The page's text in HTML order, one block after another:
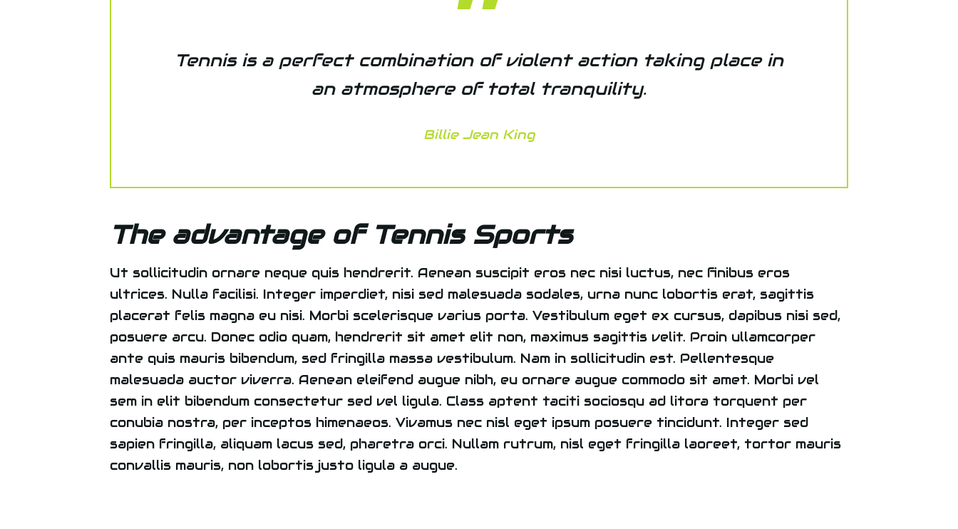
Tennis is a perfect combination of violent action taking place in
an atmosphere of total tranquility.
Billie Jean King
The advantage of Tennis Sports
Ut sollicitudin ornare neque quis hendrerit. Aenean suscipit eros nec nisi luctus, nec finibus eros
ultrices. Nulla facilisi. Integer imperdiet, nisi sed malesuada sodales, urna nunc lobortis erat, sagittis
placerat felis magna eu nisi. Morbi scelerisque varius porta. Vestibulum eget ex cursus, dapibus nisi sed,
posuere arcu. Donec odio quam, hendrerit sit amet elit non, maximus sagittis velit. Proin ullamcorper
ante quis mauris bibendum, sed fringilla massa vestibulum. Nam in sollicitudin est. Pellentesque
malesuada auctor viverra. Aenean eleifend augue nibh, eu ornare augue commodo sit amet. Morbi vel
sem in elit bibendum consectetur sed vel ligula. Class aptent taciti sociosqu ad litora torquent per
conubia nostra, per inceptos himenaeos. Vivamus nec nisl eget ipsum posuere tincidunt. Integer sed
sapien fringilla, aliquam lacus sed, pharetra orci. Nullam rutrum, nisl eget fringilla laoreet, tortor mauris
convallis mauris, non lobortis justo ligula a augue.